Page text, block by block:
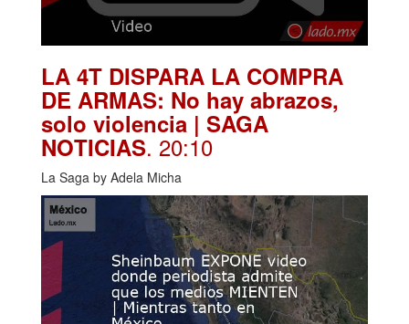
LA 4T DISPARA LA COMPRA
DE ARMAS: No hay abrazos,
solo violencia | SAGA
NOTICIAS. 20:10
La Saga by Adela Micha